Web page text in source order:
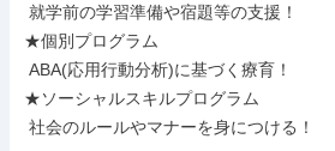
★個別プログラム
★ソーシャルスキルプログラム